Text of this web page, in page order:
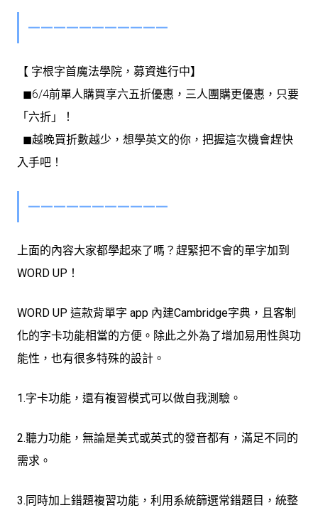
———————————
【 字根字首魔法學院，募資進行中】
◼︎6/4前單人購買享六五折優惠，三人團購更優惠，只要
「六折」！
◼︎越晚買折數越少，想學英文的你，把握這次機會趕快
入手吧！
———————————
上面的內容大家都學起來了嗎？ 趕緊把不會的單字加到
WORD UP！
WORD UP 這款背單字 app 內建Cambridge字典 ，且客制
化的字卡功能相當的方便。除此之外為了增加易用性與功
能性，也有很多特殊的設計。
1.字卡功能 ，還有複習模式可以做自我測驗。
2.聽力功能 ，無論是美式或英式的發音都有，滿足不同的
需求。
3.同時加上錯題複習功能 ，利用系統篩選常錯題目，統整